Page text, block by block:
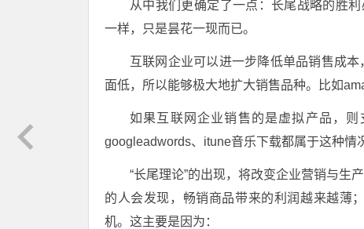
从中我们更确定了一点：长尾战略的胜
一样，只是昙花一现而已。
互联网企业可以进一步降低单品销售成
面低，所以能够极大地扩大销售品种。比如
如果互联网企业销售的是虚拟产品，
googleadwords、itune音乐下载都属于这种情
“长尾理论”的出现，将改变企业营销与生
的人会发现，畅销商品带来的利润越来越薄
机。这主要是因为：